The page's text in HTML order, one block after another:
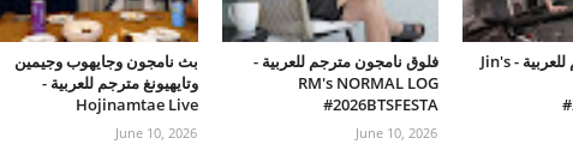
فلوق جين مترجم للعربية - Jin's
فلوق نامجون مترجم للعربية -
RM's NORMAL LOG
#2026BTSFESTA
June 10, 2026
بث نامجون وجايهوب وجيمين
وتايهيونغ مترجم للعربية -
Hojinamtae Live
June 10, 2026